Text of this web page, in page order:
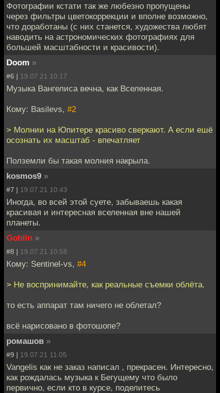
Фотографии кстати так же любезно пропущены
через фильтры цветокоррекции и вполне возможно,
что доработаны (с них станется, художества любят
наводить на астрономических фотографиях для
большей масштабности и красивости).
Doom »
#6 | 19.07.21 10:17
Музыка Вангелиса вечна, как Вселенная.
Кому: Basilevs, #2
> Молнии на Юпитере красиво сверкают. А если ешё
осознать их масштаб - впечатляет
Полземли бы такая молния накрыла.
kosmos9 »
#7 | 19.07.21 10:43
Иногда, во всей этой суете, забываешь какая
красивая и интересная вселенная вне нашей
планеты.
Goblin »
#8 | 19.07.21 10:58
Кому: Sentinel-vs, #4
> Не воспринимайте, как реальные съемки облёта.
то есть аппарат там ничего не облетал?
всё нарисовано в фотошопе?
ромашов »
#9 | 19.07.21 11:05
Vangelis как не заказ написал , прекрасен. Интересно,
как рождалась музыка к Бегущему что было
первично, если кто в курсе, поделитесь